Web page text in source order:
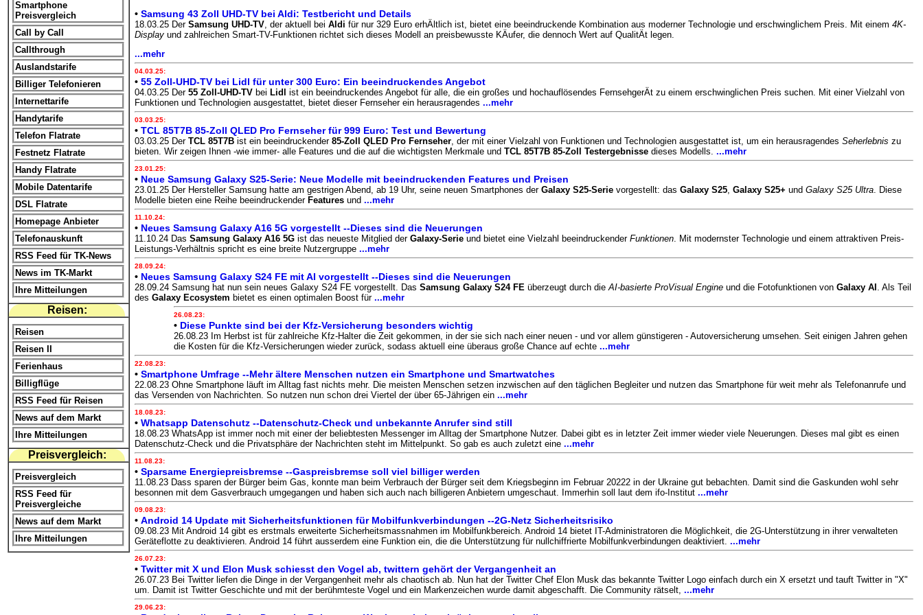
Smartphone
Preisvergleich
Call by Call
Callthrough
Auslandstarife
Billiger Telefonieren
Internettarife
Handytarife
Telefon Flatrate
Festnetz Flatrate
Handy Flatrate
Mobile Datentarife
DSL Flatrate
Homepage Anbieter
Telefonauskunft
RSS Feed für TK-News
News im TK-Markt
Ihre Mitteilungen
Reisen:
Reisen
Reisen II
Ferienhaus
Billigflüge
RSS Feed für Reisen
News auf dem Markt
Ihre Mitteilungen
Preisvergleich:
Preisvergleich
RSS Feed für
Preisvergleiche
News auf dem Markt
Ihre Mitteilungen
• Samsung 43 Zoll UHD-TV bei Aldi: Testbericht und Details
18.03.25 Der Samsung UHD-TV, der aktuell bei Aldi für nur 329 Euro erhÄltlich ist, bietet eine beeindruckende Kombination aus moderner Technologie und erschwinglichem Preis. Mit einem 4K-
Display und zahlreichen Smart-TV-Funktionen richtet sich dieses Modell an preisbewusste KÄufer, die dennoch Wert auf QualitÄt legen.
...mehr
04.03.25:
• 55 Zoll-UHD-TV bei Lidl für unter 300 Euro: Ein beeindruckendes Angebot
04.03.25 Der 55 Zoll-UHD-TV bei Lidl
ist ein beeindruckendes Angebot für alle, die ein großes und hochauflösendes FernsehgerÄt zu einem erschwinglichen Preis suchen. Mit einer Vielzahl von
Funktionen und Technologien ausgestattet, bietet dieser Fernseher ein herausragendes ...mehr
03.03.25:
• TCL 85T7B 85-Zoll QLED Pro Fernseher für 999 Euro: Test und Bewertung
03.03.25 Der TCL 85T7B ist ein beeindruckender 85-Zoll QLED Pro Fernseher, der mit einer Vielzahl von Funktionen und Technologien ausgestattet ist, um ein herausragendes Seherlebnis zu
bieten. Wir zeigen Ihnen -wie immer- alle Features und die auf die wichtigsten Merkmale und TCL 85T7B 85-Zoll Testergebnisse dieses Modells. ...mehr
23.01.25:
• Neue Samsung Galaxy S25-Serie: Neue Modelle mit beeindruckenden Features und Preisen
23.01.25 Der Hersteller Samsung hatte am gestrigen Abend, ab 19 Uhr, seine neuen Smartphones der Galaxy S25-Serie vorgestellt: das Galaxy S25, Galaxy S25+ und Galaxy S25 Ultra. Diese
Modelle bieten eine Reihe beeindruckender Features und ...mehr
11.10.24:
• Neues Samsung Galaxy A16 5G vorgestellt --Dieses sind die Neuerungen
11.10.24 Das Samsung Galaxy A16 5G ist das neueste Mitglied der Galaxy-Serie und bietet eine Vielzahl beeindruckender Funktionen. Mit modernster Technologie und einem attraktiven Preis-
Leistungs-Verhältnis spricht es eine breite Nutzergruppe ...mehr
28.09.24:
• Neues Samsung Galaxy S24 FE mit AI vorgestellt --Dieses sind die Neuerungen
28.09.24 Samsung hat nun sein neues Galaxy S24 FE vorgestellt. Das Samsung Galaxy S24 FE überzeugt durch dieAI-basierte ProVisual Engine und die Fotofunktionen von Galaxy AI . Als Teil
des Galaxy Ecosystem bietet es einen optimalen Boost für ...mehr
26.08.23:
• Diese Punkte sind bei der Kfz-Versicherung besonders wichtig
26.08.23 Im Herbst ist für zahlreiche Kfz-Halter die Zeit gekommen, in der sie sich nach einer neuen - und vor allem günstigeren - Autoversicherung umsehen. Seit einigen Jahren gehen
die Kosten für die Kfz-Versicherungen wieder zurück, sodass aktuell eine überaus große Chance auf echte ...mehr
22.08.23:
• Smartphone Umfrage --Mehr ältere Menschen nutzen ein Smartphone und Smartwatches
22.08.23 Ohne Smartphone läuft im Alltag fast nichts mehr. Die meisten Menschen setzen inzwischen auf den täglichen Begleiter und nutzen das Smartphone für weit mehr als Telefonanrufe und
das Versenden von Nachrichten. So nutzen nun schon drei Viertel der über 65-Jährigen ein ...mehr
18.08.23:
• Whatsapp Datenschutz --Datenschutz-Check und unbekannte Anrufer sind still
18.08.23 WhatsApp ist immer noch mit einer der beliebtesten Messenger im Alltag der Smartphone Nutzer. Dabei gibt es in letzter Zeit immer wieder viele Neuerungen. Dieses mal gibt es einen
Datenschutz-Check und die Privatsphäre der Nachrichten steht im Mittelpunkt. So gab es auch zuletzt eine ...mehr
11.08.23:
• Sparsame Energiepreisbremse --Gaspreisbremse soll viel billiger werden
11.08.23 Dass sparen der Bürger beim Gas, konnte man beim Verbrauch der Bürger seit dem Kriegsbeginn im Februar 20222 in der Ukraine gut bebachten. Damit sind die Gaskunden wohl sehr
besonnen mit dem Gasverbrauch umgegangen und haben sich auch nach billigeren Anbietern umgeschaut. Immerhin soll laut dem ifo-Institut ...mehr
09.08.23:
• Android 14 Update mit Sicherheitsfunktionen für Mobilfunkverbindungen --2G-Netz Sicherheitsrisiko
09.08.23 Mit Android 14 gibt es erstmals erweiterte Sicherheitsmassnahmen im Mobilfunkbereich. Android 14 bietet IT-Administratoren die Möglichkeit, die 2G-Unterstützung in ihrer verwalteten
Geräteflotte zu deaktivieren. Android 14 führt ausserdem eine Funktion ein, die die Unterstützung für nullchiffrierte Mobilfunkverbindungen deaktiviert. ...mehr
26.07.23:
• Twitter mit X und Elon Musk schiesst den Vogel ab, twittern gehört der Vergangenheit an
26.07.23 Bei Twitter liefen die Dinge in der Vergangenheit mehr als chaotisch ab. Nun hat der Twitter Chef Elon Musk das bekannte Twitter Logo einfach durch ein X ersetzt und tauft Twitter in "X"
um. Damit ist Twitter Geschichte und mit der berühmteste Vogel und ein Markenzeichen wurde damit abgeschafft. Die Community rätselt, ...mehr
29.06.23: